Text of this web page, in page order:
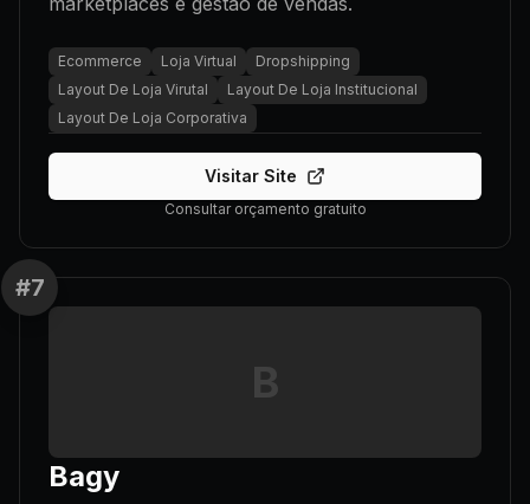
Ecommerce Loja Virtual
Dropshipping
Layout De Loja Virutal
Layout De Loja Institucional
Layout De Loja Corporativa
Visitar Site
Consultar orçamento gratuito
#7
B
Bagy